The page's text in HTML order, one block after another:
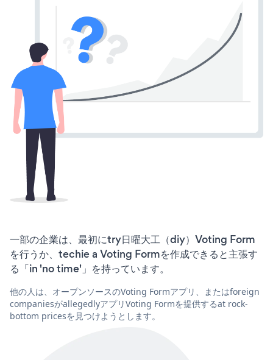
一部の企業は、最初にtry日曜大工（diy）Voting Form
を行うか、techie a Voting Formを作成できると主張す
る「in 'no time'」を持っています。
他の人は、オープンソースのVoting Formアプリ、またはforeign
companiesがallegedlyアプリVoting Formを提供するat rock-
bottom pricesを見つけようとします。